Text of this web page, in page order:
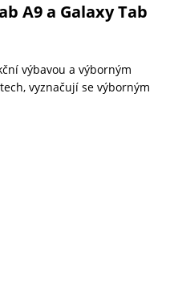
A9 a Galaxy Tab
výbavou a výborným
vyznačují se výborným